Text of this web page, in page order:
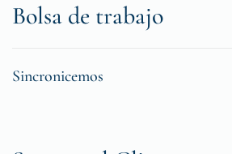
Bolsa de trabajo
Sincronicemos